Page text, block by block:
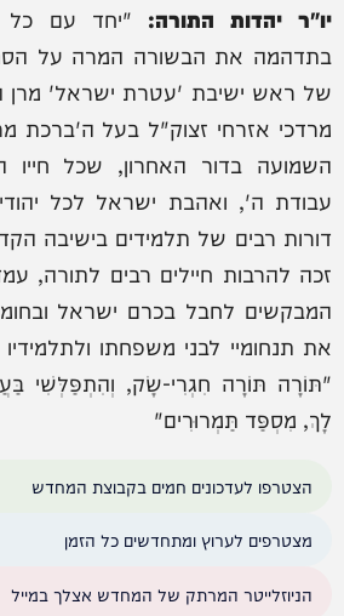
יו"ר יהדות התורה: "יחד עם כל
בתדהמה את הבשורה המרה על
של ראש ישיבת 'עטרת ישראל' מרן
מרדכי אזרחי זצוק"ל בעל ה'ברכת
השמועה בדור האחרון, שכל חייו
עבודת ה', ואהבת ישראל לכל
דורות רבים של תלמידים בישיבה
זכה להרבות חיילים רבים לתורה,
המבקשים לחבל בכרם ישראל
את תנחומיי לבני משפחתו
"תּוֹרָה תּוֹרָה חִגְרִי-שָׂק, וְהִתְפַּלְּשִׁי
לָךְ, מִסְפַּד תַּמְרוּרִים"
הצטרפו לעדכונים חמים בקבוצת המחדש
מצטרפים לערוץ ומתחדשים כל הזמן
הניוזלייטר המרתק של המחדש אצלך במייל